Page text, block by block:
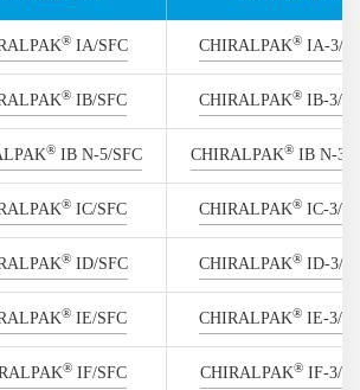
®IA/SFC CHIRALPAK®IA-3/
® IB/SFC CHIRALPAK® IB-3/
® IB N-5/SFC CHIRALPAK® IB N-3/
® IC/SFC CHIRALPAK® IC-3/
®ID/SFC CHIRALPAK®ID-3/
® IE/SFC CHIRALPAK® IE-3/
®IF/SFC CHIRALPAK®IF-3/